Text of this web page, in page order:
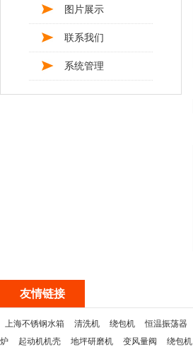
图片展示
联系我们
系统管理
友情链接
上海不锈钢水箱 清洗机 绕包机 恒温振荡器
炉
起动机机壳 地坪研磨机 变风量阀 绕包机